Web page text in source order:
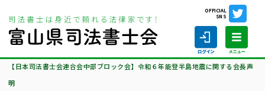
OFFICIAL
SNS
相談会情報・お知らせ
新着情報
【日本司法書士会連合会中部ブロック会】令和６年能登半島地震に関する会長声
明